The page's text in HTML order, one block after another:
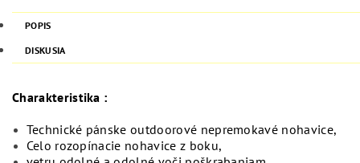
POPIS
DISKUSIA
Charakteristika :
Technické pánske outdoorové nepremokavé nohavice,
Celo rozopínacie nohavice z boku,